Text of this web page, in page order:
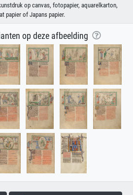
op canvas, fotopapier, aquarelkarton,
papier of Japans papier.
op deze afbeelding